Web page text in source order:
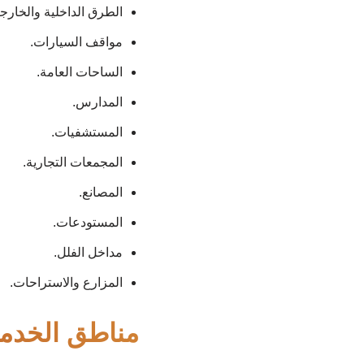
الطرق الداخلية
مواقف السيارات.
الساحات العامة.
المدارس.
المستشفيات.
المجمعات التجارية.
المصانع.
المستودعات.
مداخل الفلل.
المزارع والاستراحات.
مناطق